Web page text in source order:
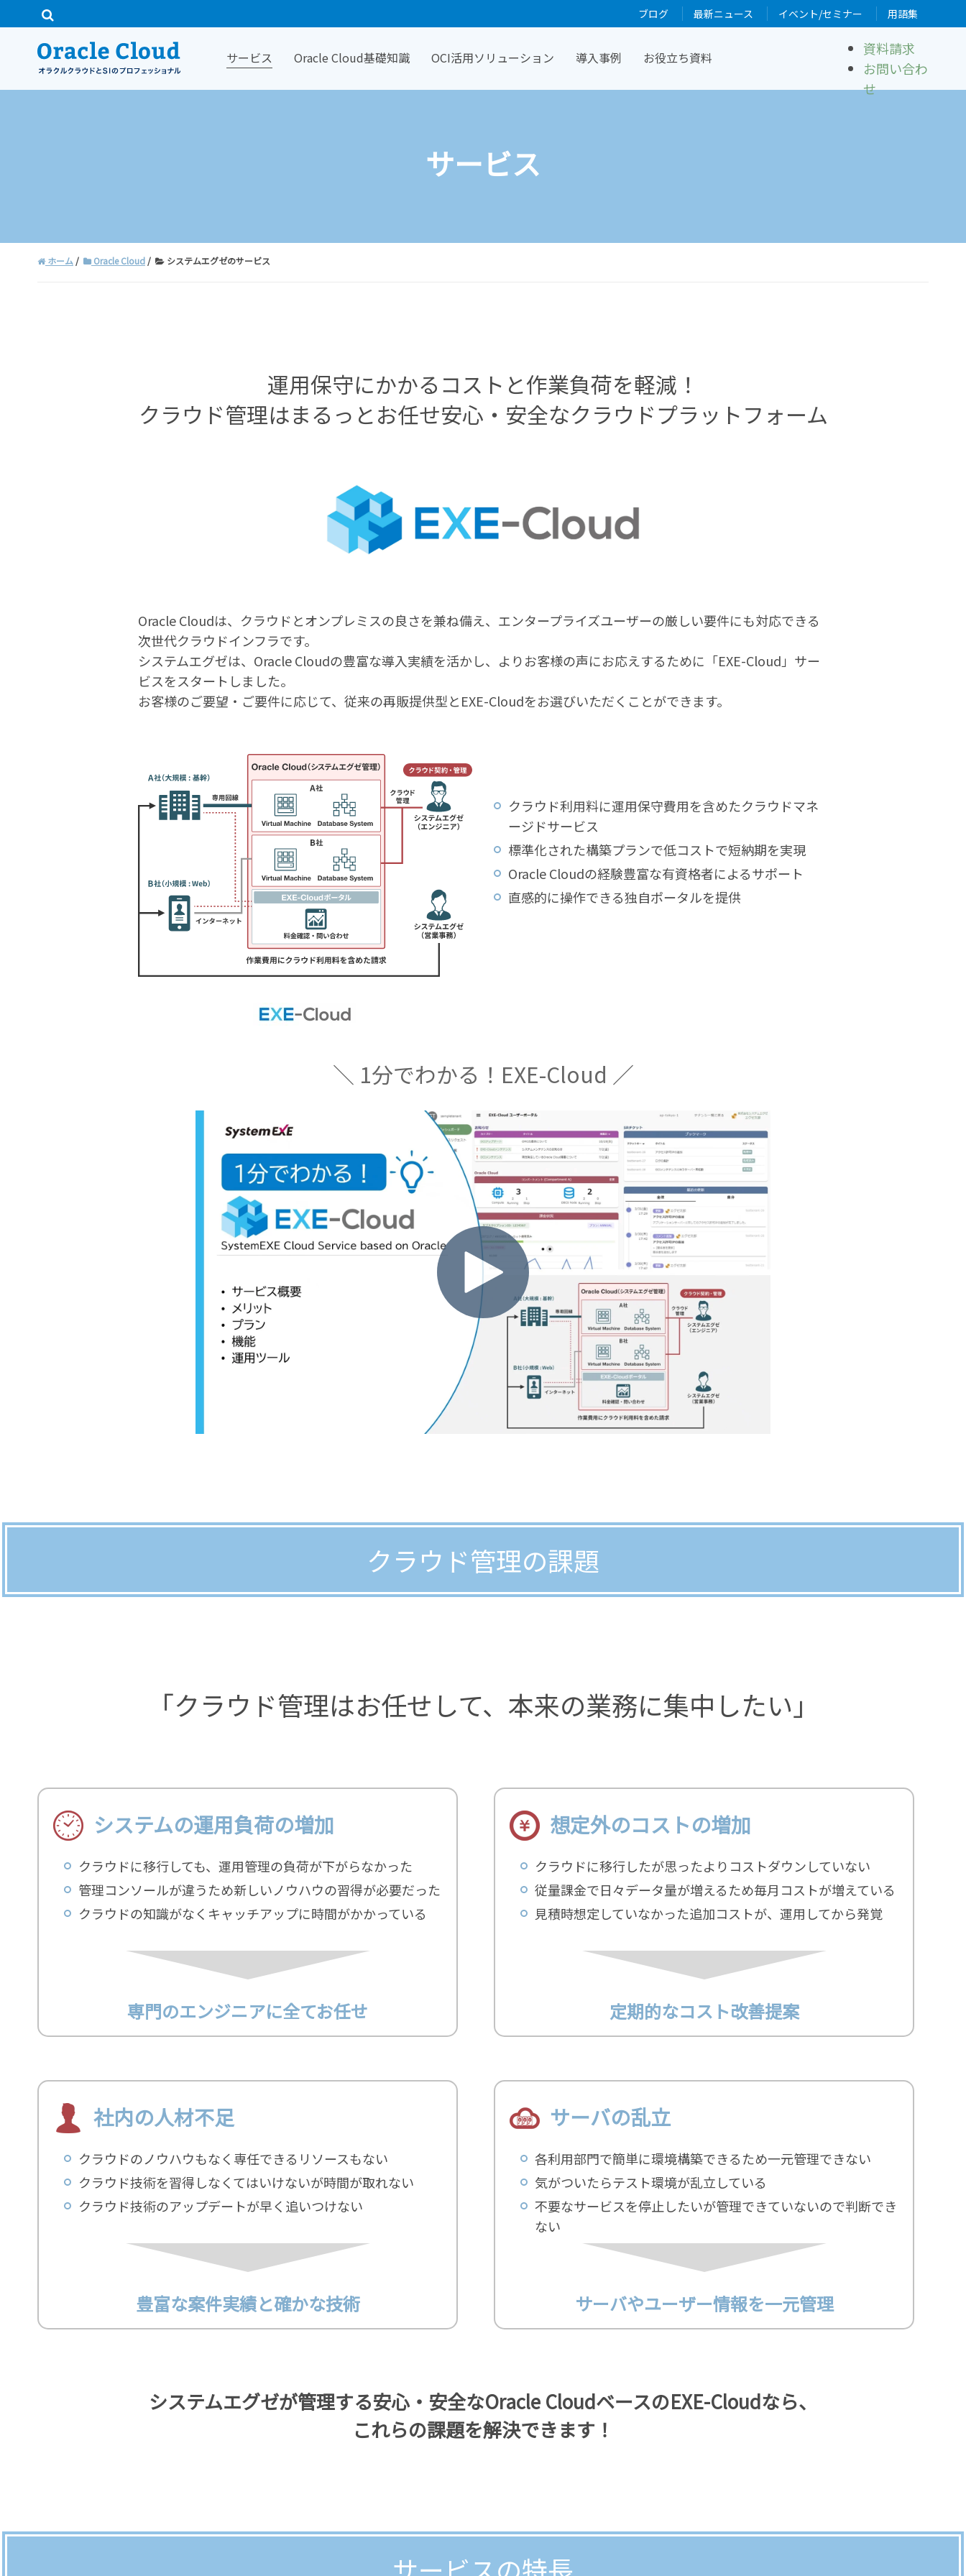
ブログ 最新ニュース イベント/セミナー 用語集
サービス Oracle Cloud基礎知識 OCI活用ソリューション 導入事例 お役立ち資料
資料請求
お問い合わ
せ
サービス
ホーム Oracle Cloud システムエグゼのサービス
運用保守にかかるコストと作業負荷を軽減！
クラウド管理はまるっとお任せ安心・安全なクラウドプラットフォーム
Oracle Cloudは、クラウドとオンプレミスの良さを兼ね備え、エンタープライズユーザーの厳しい要件にも対応できる
次世代クラウドインフラです。
システムエグゼは、Oracle Cloudの豊富な導入実績を活かし、よりお客様の声にお応えするために「EXE-Cloud」サー
ビスをスタートしました。
お客様のご要望・ご要件に応じて、従来の再販提供型とEXE-Cloudをお選びいただくことができます。
クラウド利用料に運用保守費用を含めたクラウドマネ
ージドサービス
標準化された構築プランで低コストで短納期を実現
Oracle Cloudの経験豊富な有資格者によるサポート
直感的に操作できる独自ポータルを提供
＼ 1分でわかる！EXE-Cloud ／
クラウド管理の課題
「クラウド管理はお任せして、本来の業務に集中したい」
システムの運用負荷の増加
クラウドに移行しても、運用管理の負荷が下がらなかった
管理コンソールが違うため新しいノウハウの習得が必要だった
クラウドの知識がなくキャッチアップに時間がかかっている
専門のエンジニアに全てお任せ
想定外のコストの増加
クラウドに移行したが思ったよりコストダウンしていない
従量課金で日々データ量が増えるため毎月コストが増えている
見積時想定していなかった追加コストが、運用してから発覚
定期的なコスト改善提案
社内の人材不足
クラウドのノウハウもなく専任できるリソースもない
クラウド技術を習得しなくてはいけないが時間が取れない
クラウド技術のアップデートが早く追いつけない
豊富な案件実績と確かな技術
サーバの乱立
各利用部門で簡単に環境構築できるため一元管理できない
気がついたらテスト環境が乱立している
不要なサービスを停止したいが管理できていないので判断でき
ない
サーバやユーザー情報を一元管理
システムエグゼが管理する安心・安全なOracle CloudベースのEXE-Cloudなら、
これらの課題を解決できます！
サービスの特長